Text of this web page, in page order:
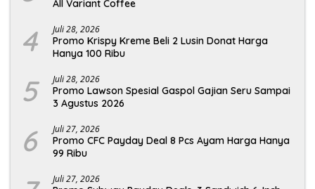
All Variant Coffee
4 Juli 28, 2026
Promo Krispy Kreme Beli 2 Lusin Donat Harga
Hanya 100 Ribu
5 Juli 28, 2026
Promo Lawson Spesial Gaspol Gajian Seru Sampai
3 Agustus 2026
6 Juli 27, 2026
Promo CFC Payday Deal 8 Pcs Ayam Harga Hanya
99 Ribu
Juli 27, 2026